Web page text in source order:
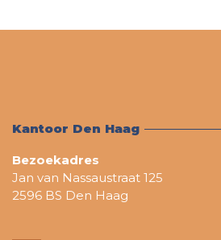
Kantoor Den Haag
Bezoekadres
Jan van Nassaustraat 125
2596 BS Den Haag